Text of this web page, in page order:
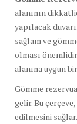
alanının
yapılacak
sağlam ve
olması
alanına uygun
Gömme
gelir. Bu
edilmesini